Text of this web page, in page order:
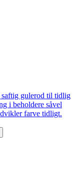
saftig gulerod til tidlig
i beholdere såvel
farve tidligt.